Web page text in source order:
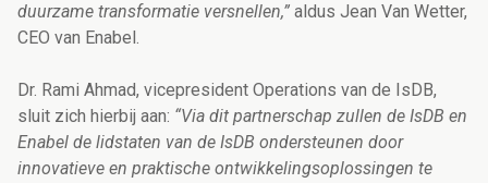
duurzame transformatie versnellen,” aldus Jean Van Wetter,
CEO van Enabel.
Dr. Rami Ahmad, vicepresident Operations van de IsDB,
sluit zich hierbij aan: “Via dit partnerschap zullen de IsDB en
Enabel de lidstaten van de IsDB ondersteunen door
innovatieve en praktische ontwikkelingsoplossingen te